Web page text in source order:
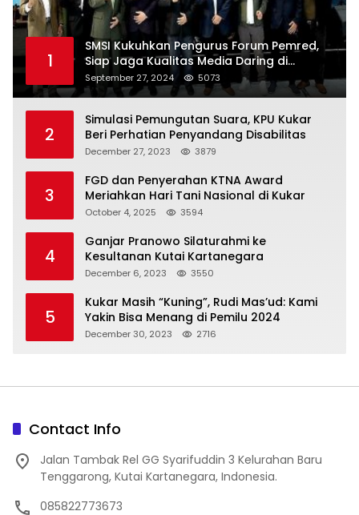
1
SMSI Kukuhkan Pengurus Forum Pemred,
Siap Jaga Kualitas Media Daring di
Indonesia
September 27, 2024 5073
2
Simulasi Pemungutan Suara, KPU Kukar
Beri Perhatian Penyandang Disabilitas
December 27, 2023 3879
3
FGD dan Penyerahan KTNA Award
Meriahkan Hari Tani Nasional di Kukar
October 4, 2025 3594
4
Ganjar Pranowo Silaturahmi ke
Kesultanan Kutai Kartanegara
December 6, 2023 3550
5
Kukar Masih “Kuning”, Rudi Mas’ud: Kami
Yakin Bisa Menang di Pemilu 2024
December 30, 2023 2716
Contact Info
Jalan Tambak Rel GG Syarifuddin 3 Kelurahan Baru
Tenggarong, Kutai Kartanegara, Indonesia.
085822773673